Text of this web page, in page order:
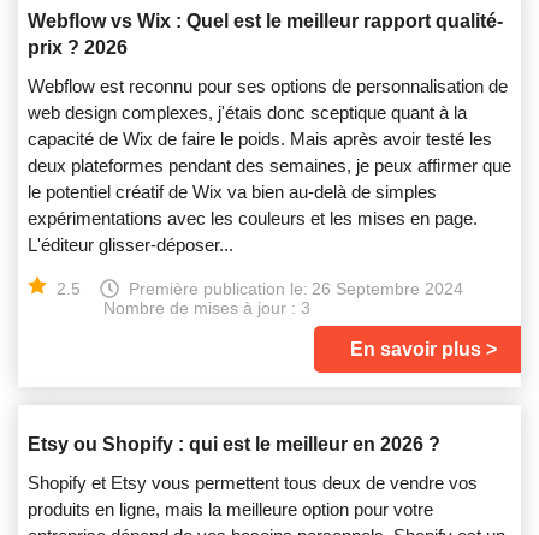
Webflow vs Wix : Quel est le meilleur rapport qualité-
prix ? 2026
Webflow est reconnu pour ses options de personnalisation de
web design complexes, j'étais donc sceptique quant à la
capacité de Wix de faire le poids. Mais après avoir testé les
deux plateformes pendant des semaines, je peux affirmer que
le potentiel créatif de Wix va bien au-delà de simples
expérimentations avec les couleurs et les mises en page.
L'éditeur glisser-déposer...
2.5 Première publication le: 26 Septembre 2024
Nombre de mises à jour : 3
En savoir plus
Etsy ou Shopify : qui est le meilleur en 2026 ?
Shopify et Etsy vous permettent tous deux de vendre vos
produits en ligne, mais la meilleure option pour votre